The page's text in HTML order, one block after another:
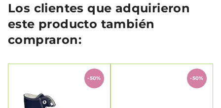
Los clientes que adquirieron
este producto también
compraron:
-50% -50%